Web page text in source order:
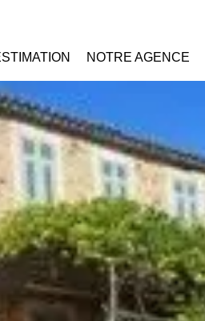
NOTRE AGENCE